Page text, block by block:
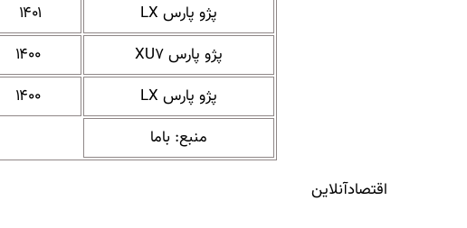
پژو پارس LX
۱۴۰۱
پژو پارس XU۷
۱۴۰۰
پژو پارس LX
۱۴۰۰
منبع: باما
اقتصادآنلاین